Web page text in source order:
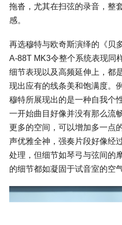
拖沓，尤其在扫弦的录音，整
感。
再选穆特与欧奇斯演绎的《贝
A-88T MK3令整个系统表现同
细节表现以及高频延伸上，都
现出应有的线条美和饱满度。
穆特所展现出的是一种自我个
一开始曲目好像并没有那么流
更多的空间，可以增加多一点
声优雅全神，强奏片段好像经
处理，但细节如琴弓与弦间的
的细节都如凝固于试音室的空气